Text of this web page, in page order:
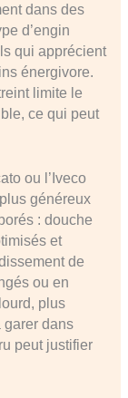
dans des
d’engin
qui apprécient
énergivore.
limite le
ce qui peut
ou l’Iveco
généreux
: douche
et
de
ou en
plus
garer dans
peut justifier